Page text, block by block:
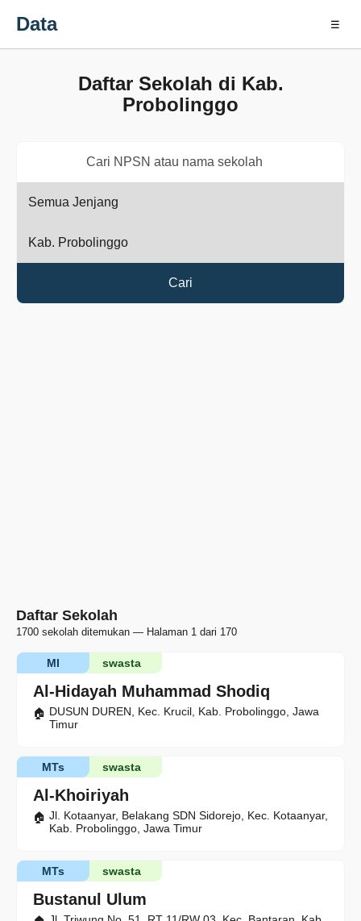
Data ☰
Daftar Sekolah di Kab.
Probolinggo
Cari
Daftar Sekolah
1700 sekolah ditemukan — Halaman 1 dari 170
Al-Hidayah Muhammad Shodiq
swasta
MI
DUSUN DUREN, Kec. Krucil, Kab. Probolinggo, Jawa
Timur
Al-Khoiriyah
swasta
MTs
Jl. Kotaanyar, Belakang SDN Sidorejo, Kec. Kotaanyar,
Kab. Probolinggo, Jawa Timur
Bustanul Ulum
swasta
MTs